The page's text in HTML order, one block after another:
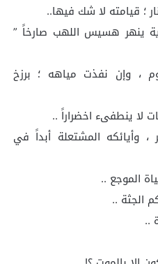
؛ قيامته لا شك فيها..
ينهر هسيس اللهب صارخاً ”
، وإن نفذت مياهه ؛ برزخ
لا ينطفىء اخضراراً ..
وأيائكه المشتعلة أبداً في
الموجع ..
الجثة ..
..